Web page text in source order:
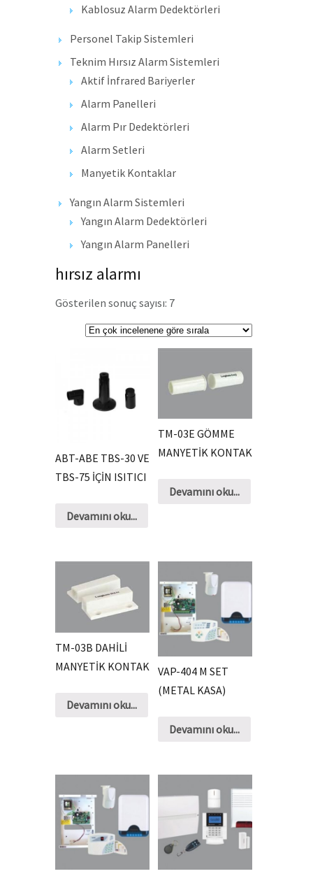
Kablosuz Alarm Dedektörleri
Personel Takip Sistemleri
Teknim Hırsız Alarm Sistemleri
Aktif İnfrared Bariyerler
Alarm Panelleri
Alarm Pır Dedektörleri
Alarm Setleri
Manyetik Kontaklar
Yangın Alarm Sistemleri
Yangın Alarm Dedektörleri
Yangın Alarm Panelleri
hırsız alarmı
Gösterilen sonuç sayısı: 7
ABT-ABE TBS-30 VE
TBS-75 İÇİN ISITICI
Devamını oku...
TM-03E GÖMME
MANYETİK KONTAK
Devamını oku...
TM-03B DAHİLİ
MANYETİK KONTAK
Devamını oku...
VAP-404 M SET
(METAL KASA)
Devamını oku...